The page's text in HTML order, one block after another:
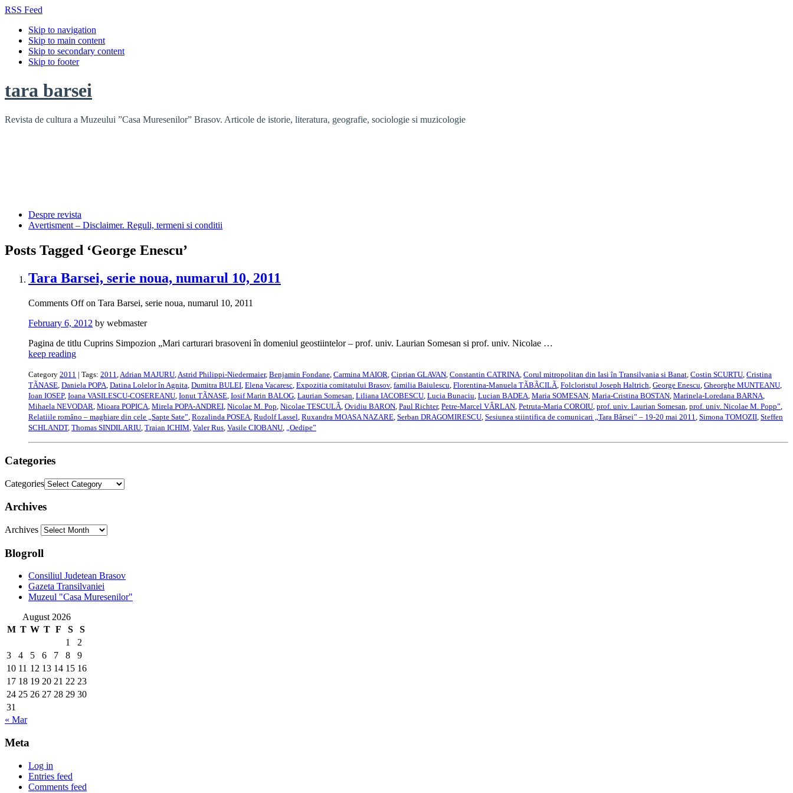
RSS Feed
Skip to navigation
Skip to main content
Skip to secondary content
Skip to footer
tara barsei
Revista de cultura a Muzeului ”Casa Muresenilor” Brasov. Articole de istorie, literatura, geografie, sociologie si muzicologie
Despre revista
Avertisment – Disclaimer. Reguli, termeni si conditii
Posts Tagged ‘George Enescu’
Tara Barsei, serie noua, numarul 10, 2011
Comments Offon Tara Barsei, serie noua, numarul 10, 2011
February 6, 2012 by webmaster
Pagina de titlu Cuprins Simpozion „Mari carturari brasoveni în domeniul geostiintelor – prof. univ. Laurian Somesan si prof. univ. Nicolae …
keep reading
Category 2011 | Tags: 2011,Adrian MAJURU,Astrid Philippi-Niedermaier, Benjamin Fondane, Carmina MAIOR, Ciprian GLAVAN, Constantin CATRINA, Corul mitropolitan din Iasi în Transilvania si Banat, Costin SCURTU, Cristina
TÃNASE, Daniela POPA, Datina Lolelor în Agnita, Dumitra BULEI, Elena Vacaresc, Expozitia comitatului Brasov, familia Baiulescu, Florentina-Manuela TÃBÃCILÃ, Folcloristul Joseph Haltrich, George Enescu, Gheorghe MUNTEANU,
Ioan IOSEP, Ioana VASILESCU-COSEREANU, Ionut TÃNASE, Iosif Marin BALOG, Laurian Somesan, Liliana IACOBESCU, Lucia Bunaciu, Lucian BADEA, Maria SOMESAN, Maria-Cristina BOSTAN, Marinela-Loredana BARNA,
Mihaela NEVODAR, Mioara POPICA, Mirela POPA-ANDREI, Nicolae M. Pop, Nicolae TESCULÃ, Ovidiu BARON, Paul Richter, Petre-Marcel VÂRLAN, Petruta-Maria COROIU, prof. univ. Laurian Somesan, prof. univ. Nicolae M. Popp”,
Relatiile româno – maghiare din cele „Sapte Sate”, Rozalinda POSEA, Rudolf Lassel, Ruxandra MOASA NAZARE, Serban DRAGOMIRESCU, Sesiunea stiintifica de comunicari „Tara Bârsei” – 19-20 mai 2011, Simona TOMOZII, Steffen
SCHLANDT, Thomas SINDILARIU, Traian ICHIM, Valer Rus, Vasile CIOBANU, „Oedipe”
Categories
Categories
Archives
Archives
Blogroll
Consiliul Judetean Brasov
Gazeta Transilvaniei
Muzeul "Casa Muresenilor"
August 2026
M T W T F S
S
1
2
3
4 5 6 7 8
9
10 11 12 13 14 15 16
17 18 19 20 21 22 23
24 25 26 27 28 29 30
31
« Mar
Meta
Log in
Entries feed
Comments feed